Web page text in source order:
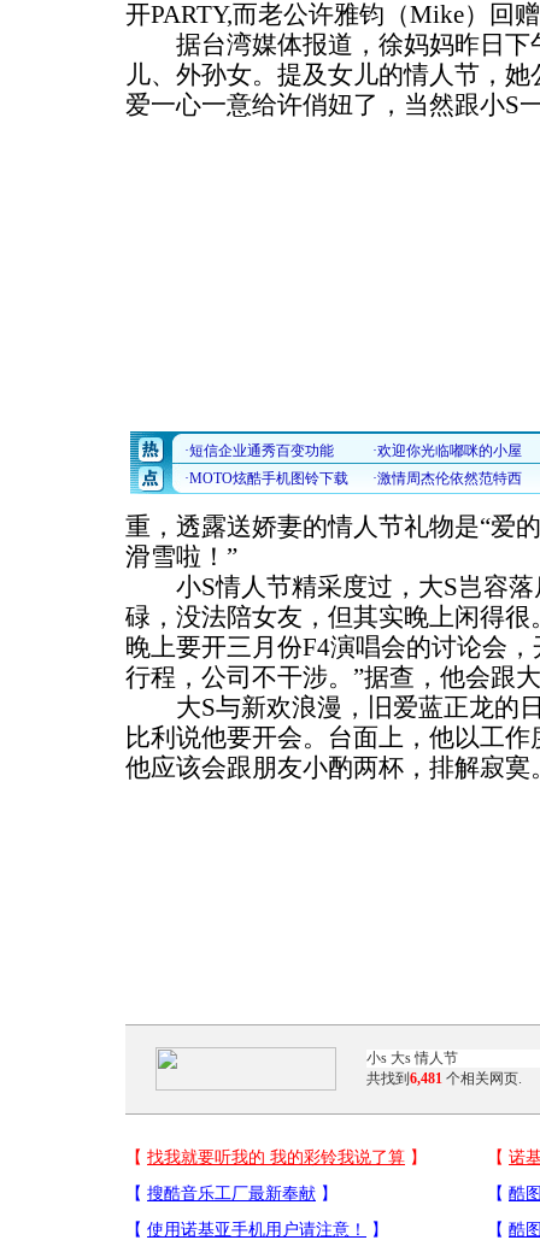
开PARTY,而老公许雅钧（Mike）回
据台湾媒体报道，徐妈妈昨日下
儿、外孙女。提及女儿的情人节，
爱一心一意给许俏妞了，当然跟小S
重，透露送娇妻的情人节礼物是“爱
滑雪啦！”
小S情人节精采度过，大S岂容落
碌，没法陪女友，但其实晚上闲得很
晚上要开三月份F4演唱会的讨论会
行程，公司不干涉。”据查，他会跟
大S与新欢浪漫，旧爱蓝正龙的
比利说他要开会。台面上，他以工
他应该会跟朋友小酌两杯，排解寂寞
共找到 6,481 个相关网页.